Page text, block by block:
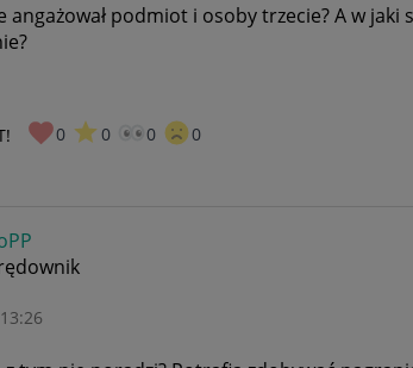
angażował podmiot i osoby trzecie? A w
0 0 0 0
13:26